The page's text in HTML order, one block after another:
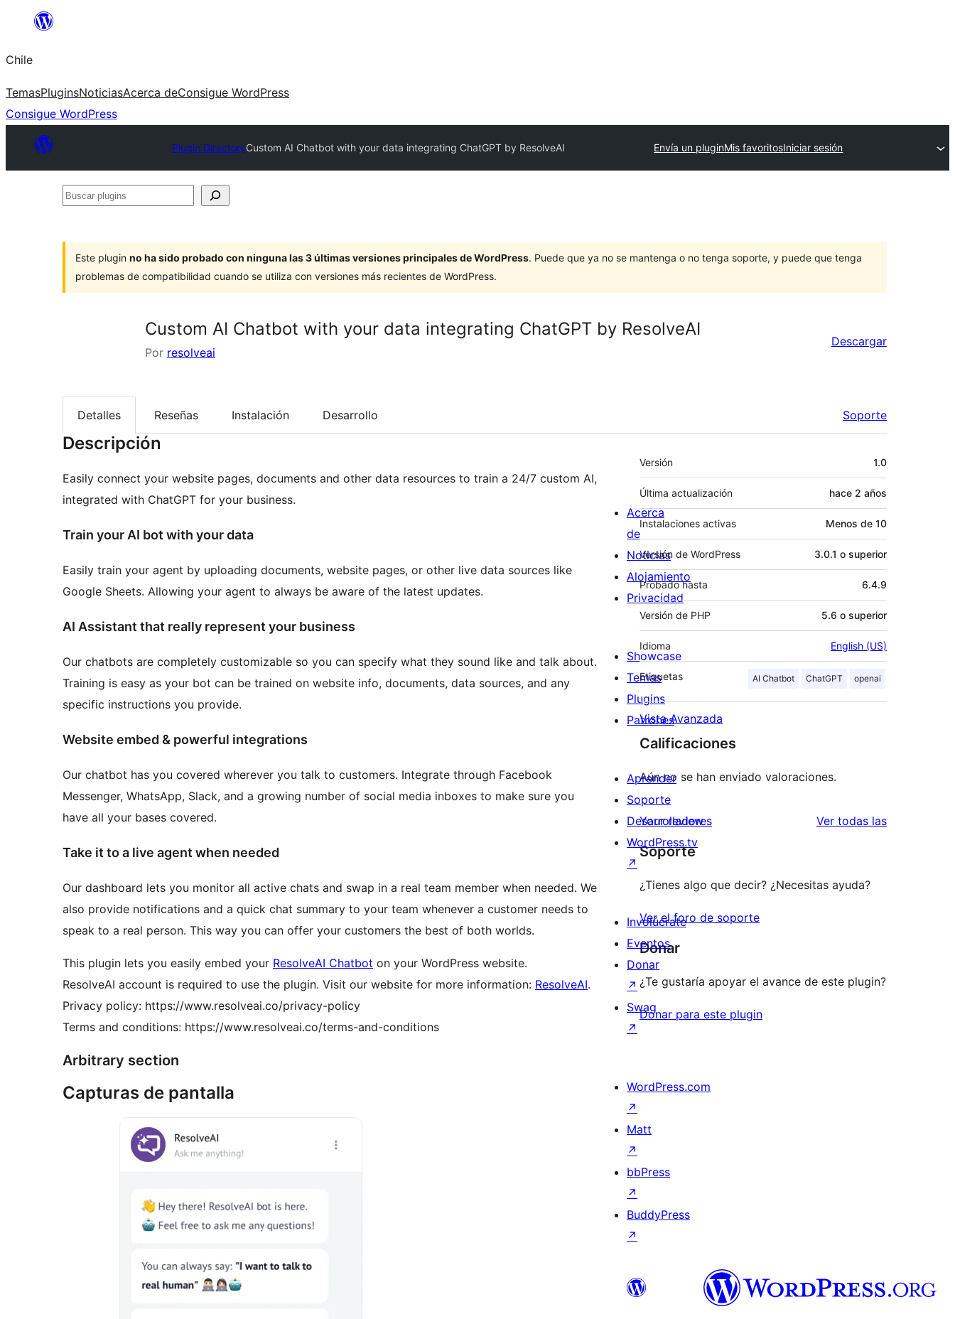
Saltar
contenido
Chile
TemasPluginsNoticiasAcerca deConsigue WordPress
Consigue WordPress
Plugin DirectoryCustom AI Chatbot with your data integrating ChatGPT by ResolveAI Envía un pluginMis favoritosIniciar sesión
Buscar
Este plugin no ha sido probado con ninguna las 3 últimas versiones principales de WordPress. Puede que ya no se mantenga o no tenga soporte, y puede que tenga
problemas de compatibilidad cuando se utiliza con versiones más recientes de WordPress.
Custom AI Chatbot with your data integrating ChatGPT by ResolveAI
Por resolveai
Descargar
Detalles Reseñas Instalación Desarrollo Soporte
Descripción
Easily connect your website pages, documents and other data resources to train a 24/7 custom AI,
integrated with ChatGPT for your business.
Train your AI bot with your data
Easily train your agent by uploading documents, website pages, or other live data sources like
Google Sheets. Allowing your agent to always be aware of the latest updates.
AI Assistant that really represent your business
Our chatbots are completely customizable so you can specify what they sound like and talk about.
Training is easy as your bot can be trained on website info, documents, data sources, and any
specific instructions you provide.
Website embed & powerful integrations
Our chatbot has you covered wherever you talk to customers. Integrate through Facebook
Messenger, WhatsApp, Slack, and a growing number of social media inboxes to make sure you
have all your bases covered.
Take it to a live agent when needed
Our dashboard lets you monitor all active chats and swap in a real team member when needed. We
also provide notifications and a quick chat summary to your team whenever a customer needs to
speak to a real person. This way you can offer your customers the best of both worlds.
This plugin lets you easily embed your ResolveAI Chatbot on your WordPress website.
ResolveAI account is required to use the plugin. Visit our website for more information: ResolveAI.
Privacy policy: https://www.resolveai.co/privacy-policy
Terms and conditions: https://www.resolveai.co/terms-and-conditions
Arbitrary section
Capturas de pantalla
Meta
Versión 1.0
Última actualización hace 2 años
Instalaciones activas Menos de 10
Versión de WordPress 3.0.1 o superior
Probado hasta 6.4.9
Versión de PHP 5.6 o superior
Idioma English (US)
Etiquetas AI Chatbot ChatGPT openai
Vista Avanzada
Calificaciones
Aún no se han enviado valoraciones.
Your review Ver todas lasreseñas
Soporte
¿Tienes algo que decir? ¿Necesitas ayuda?
Ver el foro de soporte
Donar
¿Te gustaría apoyar el avance de este plugin?
Donar para este plugin
Acerca
de
Noticias
Alojamiento
Privacidad
Showcase
Temas
Plugins
Patrones
Aprender
Soporte
Desarrolladores
WordPress.tv
↗
Involúcrate
Eventos
Donar
↗
Swag
↗
WordPress.com
↗
Matt
↗
bbPress
↗
BuddyPress
↗